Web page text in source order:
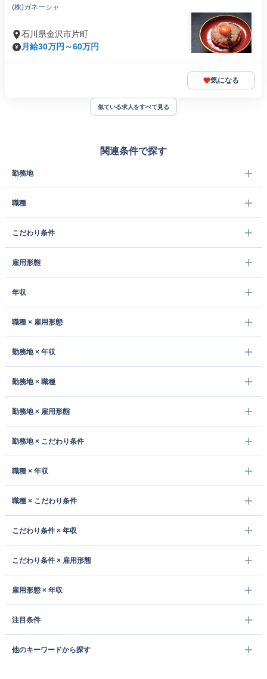
(株)ガネーシャ
石川県金沢市片町
月給30万円～60万円
気になる
似ている求人をすべて見る
関連条件で探す
勤務地
職種
こだわり条件
雇用形態
年収
職種 × 雇用形態
勤務地 × 年収
勤務地 × 職種
勤務地 × 雇用形態
勤務地 × こだわり条件
職種 × 年収
職種 × こだわり条件
こだわり条件 × 年収
こだわり条件 × 雇用形態
雇用形態 × 年収
注目条件
他のキーワードから探す